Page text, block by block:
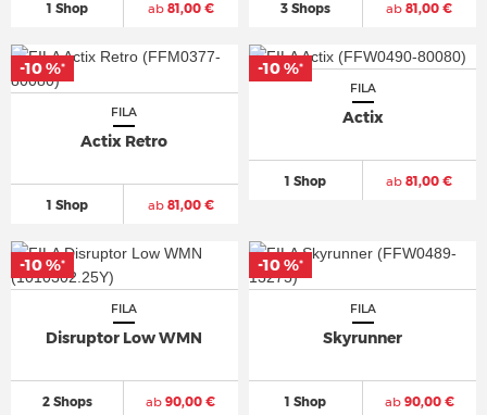
1 Shop ab81,00 € 3 Shops ab 81,00 €
FILA
Actix Retro
1 Shop ab81,00 €
-10 %*
FILA
Actix
1 Shop ab 81,00 €
-10 %*
FILA
Disruptor Low WMN
2 Shops ab 90,00 €
-10 %*
FILA
Skyrunner
1 Shop ab90,00 €
-10 %*